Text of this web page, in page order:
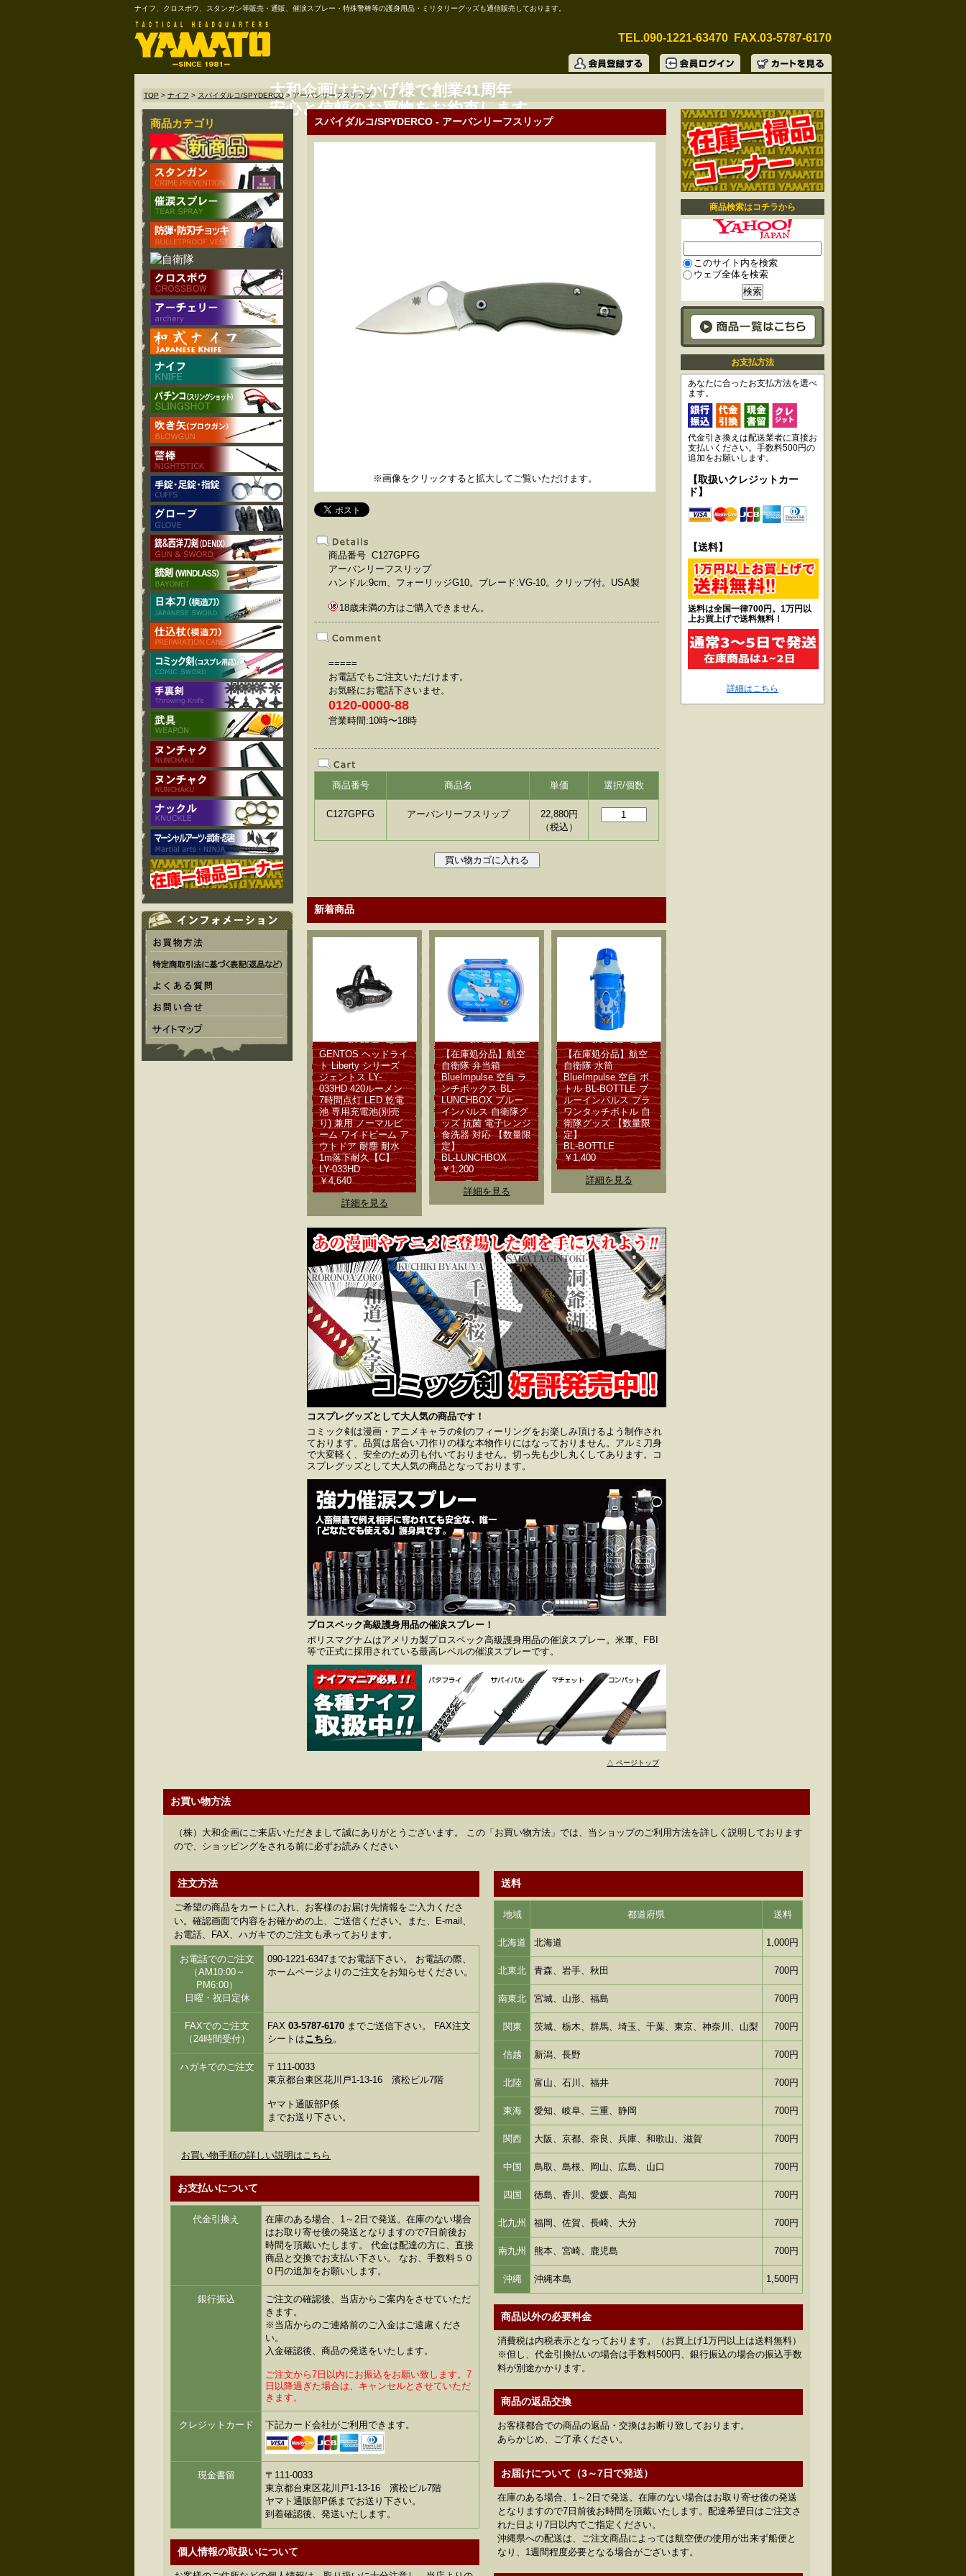
ナイフ、クロスボウ、スタンガン等販売・通販、催涙スプレー・特殊警棒等の護身用品・ミリタリーグッズも通信販売しております。
大和企画はおかげ様で創業41周年
安心と信頼のお買物をお約束します。
TEL.090-1221-63470 FAX.03-5787-6170
TOP > ナイフ > スパイダルコ/SPYDERCO> アーバンリーフスリップ
商品カテゴリ スパイダルコ/SPYDERCO - アーバンリーフスリップ
※画像をクリックすると拡大してご覧いただけます。
商品番号 C127GPFG
アーバンリーフスリップ
ハンドル:9cm、フォーリッジG10。ブレード:VG-10。クリップ付。USA製
18歳未満の方はご購入できません。
=====
お電話でもご注文いただけます。
お気軽にお電話下さいませ。
0120-0000-88
営業時間:10時〜18時
商品番号 商品名 単価 選択/個数
C127GPFG アーバンリーフスリップ 22,880円
（税込）
新着商品
GENTOS ヘッドライ
ト Liberty シリーズ
ジェントス LY-
033HD 420ルーメン
7時間点灯 LED 乾電
池 専用充電池(別売
り) 兼用 ノーマルビ
ーム ワイドビーム ア
ウトドア 耐塵 耐水
1m落下耐久【C】
LY-033HD
￥4,640
詳細を見る
【在庫処分品】航空
自衛隊 弁当箱
BlueImpulse 空自 ラ
ンチボックス BL-
LUNCHBOX ブルー
インパルス 自衛隊グ
ッズ 抗菌 電子レンジ
食洗器 対応 【数量限
定】
BL-LUNCHBOX
￥1,200
詳細を見る
【在庫処分品】航空
自衛隊 水筒
BlueImpulse 空自 ボ
トル BL-BOTTLE ブ
ルーインパルス プラ
ワンタッチボトル 自
衛隊グッズ 【数量限
定】
BL-BOTTLE
￥1,400
詳細を見る
コスプレグッズとして大人気の商品です！
コミック剣は漫画・アニメキャラの剣のフィーリングをお楽しみ頂けるよう制作され
ております。品質は居合い刀作りの様な本物作りにはなっておりません。アルミ刀身
で大変軽く、安全のため刃も付いておりません。切っ先も少し丸くしてあります。コ
スプレグッズとして大人気の商品となっております。
プロスペック高級護身用品の催涙スプレー！
ポリスマグナムはアメリカ製プロスペック高級護身用品の催涙スプレー。米軍、FBI
等で正式に採用されている最高レベルの催涙スプレーです。
△ ページトップ
商品検索はコチラから
このサイト内を検索
ウェブ全体を検索
お支払方法
あなたに合ったお支払方法を選べ
ます。
代金引き換えは配送業者に直接お
支払いください。手数料500円の
追加をお願いします。
【取扱いクレジットカー
ド】
【送料】
送料は全国一律700円。1万円以
上お買上げで送料無料！
詳細はこちら
お買い物方法
（株）大和企画にご来店いただきまして誠にありがとうございます。 この「お買い物方法」では、当ショップのご利用方法を詳しく説明しております
ので、ショッピングをされる前に必ずお読みください
注文方法
ご希望の商品をカートに入れ、お客様のお届け先情報をご入力くださ
い。確認画面で内容をお確かめの上、ご送信ください。また、E-mail、
お電話、FAX、ハガキでのご注文も承っております。
お電話でのご注文
（AM10:00～
PM6:00）
日曜・祝日定休
090-1221-6347までお電話下さい。 お電話の際、
ホームページよりのご注文をお知らせください。
FAXでのご注文
（24時間受付）
FAX 03-5787-6170 までご送信下さい。 FAX注文
シートはこちら。
ハガキでのご注文
〒111-0033
東京都台東区花川戸1-13-16 濱松ビル7階
ヤマト通販部P係
までお送り下さい。
お買い物手順の詳しい説明はこちら
お支払いについて
代金引換え
在庫のある場合、1～2日で発送。在庫のない場合
はお取り寄せ後の発送となりますので7日前後お
時間を頂戴いたします。 代金は配達の方に、直接
商品と交換でお支払い下さい。 なお、手数料５０
０円の追加をお願いします。
銀行振込
ご注文の確認後、当店からご案内をさせていただ
きます。
※当店からのご連絡前のご入金はご遠慮くださ
い。
入金確認後、商品の発送をいたします。
ご注文から7日以内にお振込をお願い致します。7
日以降過ぎた場合は、キャンセルとさせていただ
きます。
クレジットカード 下記カード会社がご利用できます。
現金書留
〒111-0033
東京都台東区花川戸1-13-16 濱松ビル7階
ヤマト通販部P係までお送り下さい。
到着確認後、発送いたします。
個人情報の取扱いについて
送料
地域 都道府県 送料
北海道 北海道 1,000円
北東北 青森、岩手、秋田 700円
南東北 宮城、山形、福島 700円
関東 茨城、栃木、群馬、埼玉、千葉、東京、神奈川、山梨 700円
信越 新潟、長野 700円
北陸 富山、石川、福井 700円
東海 愛知、岐阜、三重、静岡 700円
関西 大阪、京都、奈良、兵庫、和歌山、滋賀 700円
中国 鳥取、島根、岡山、広島、山口 700円
四国 徳島、香川、愛媛、高知 700円
北九州 福岡、佐賀、長崎、大分 700円
南九州 熊本、宮崎、鹿児島 700円
沖縄 沖縄本島 1,500円
商品以外の必要料金
消費税は内税表示となっております。（お買上げ1万円以上は送料無料）
※但し、代金引換払いの場合は手数料500円、銀行振込の場合の振込手数
料が別途かかります。
商品の返品交換
お客様都合での商品の返品・交換はお断り致しております。
あらかじめ、ご了承ください。
お届けについて（3～7日で発送）
在庫のある場合、1～2日で発送。在庫のない場合はお取り寄せ後の発送
となりますので7日前後お時間を頂戴いたします。配達希望日はご注文さ
れた日より7日以内でご指定ください。
沖縄県への配送は、ご注文商品によっては航空便の使用が出来ず船便と
なり、1週間程度必要となる場合がございます。